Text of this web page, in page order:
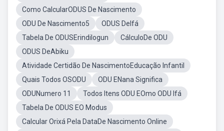
Como CalcularODUS De Nascimento
ODU De Nascimento5
ODUS DeIfá
Tabela De ODUSErindilogun
CálculoDe ODU
ODUS DeAbiku
Atividade Certidão De NascimentoEducação Infantil
Quais Todos OSODU
ODU ENana Significa
ODUNumero 11
Todos Itens ODU EOmo ODU Ifá
Tabela De ODUS EO Modus
Calcular Orixá Pela DataDe Nascimento Online